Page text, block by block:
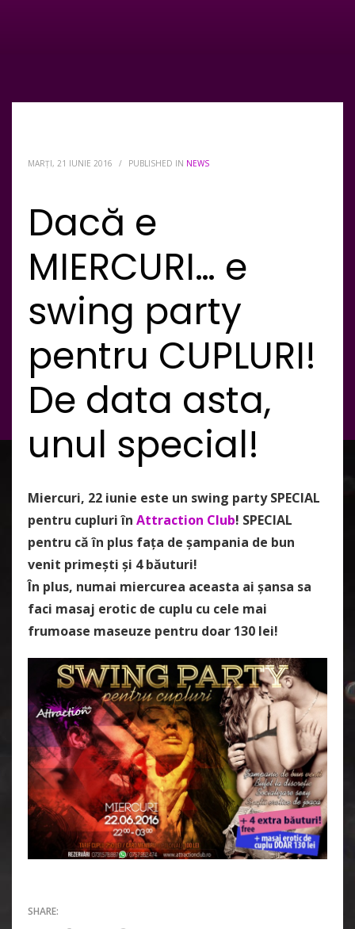
MARȚI, 21 IUNIE 2016 / PUBLISHED IN NEWS
Dacă e
MIERCURI… e
swing party
pentru CUPLURI!
De data asta,
unul special!
Miercuri, 22 iunie este un swing party SPECIAL
pentru cupluriîn Attraction Club! SPECIAL
pentru că în plus faţa de şampania de bun
venit primeşti şi 4 băuturi!
În plus, numai miercurea aceasta ai şansa sa
faci masaj erotic de cuplu cu cele mai
frumoase maseuze pentru doar 130 lei!